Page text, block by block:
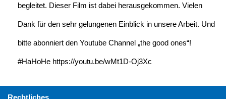
begleitet. Dieser Film ist dabei herausgekommen. Vielen
Dank für den sehr gelungenen Einblick in unsere Arbeit. Und
bitte abonniert den Youtube Channel „the good ones“!
#HaHoHe https://youtu.be/wMt1D-Oj3Xc
Rechtliches